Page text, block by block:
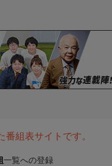
組表サイトです。
一覧への登録